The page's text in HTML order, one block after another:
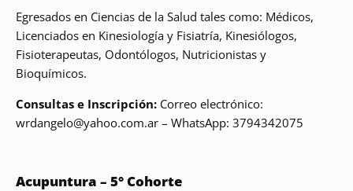
Egresados en Ciencias de la Salud tales como: Médicos,
Licenciados en Kinesiología y Fisiatría, Kinesiólogos,
Fisioterapeutas, Odontólogos, Nutricionistas y
Bioquímicos.
Consultas e Inscripción: Correo electrónico:
wrdangelo@yahoo.com.ar – WhatsApp: 3794342075
Acupuntura – 5° Cohorte